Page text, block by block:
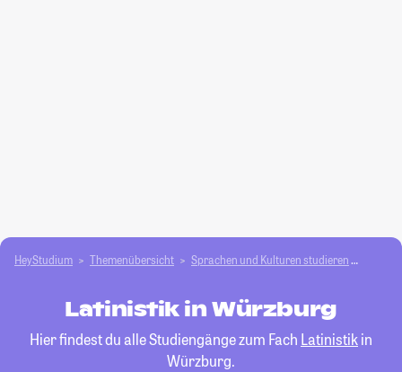
HeyStudium Themenübersicht Sprachen und Kulturen studieren
Latinistik in Würzburg
Hier findest du alle Studiengänge zum Fach Latinistikin
Würzburg.